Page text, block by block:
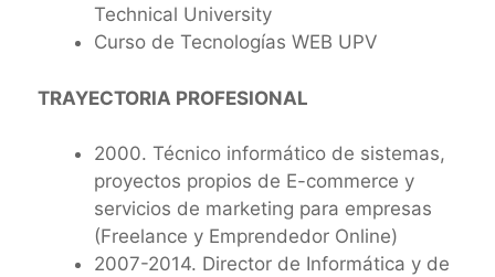
Technical University
Curso de Tecnologías WEB UPV
TRAYECTORIA PROFESIONAL
2000. Técnico informático de sistemas,
proyectos propios de E-commerce y
servicios de marketing para empresas
(Freelance y Emprendedor Online)
2007-2014. Director de Informática y de